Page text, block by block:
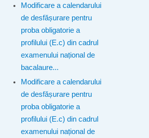
Modificare a calendarului
de desfășurare pentru
proba obligatorie a
profilului (E.c) din cadrul
examenului național de
bacalaure...
Modificare a calendarului
de desfășurare pentru
proba obligatorie a
profilului (E.c) din cadrul
examenului național de